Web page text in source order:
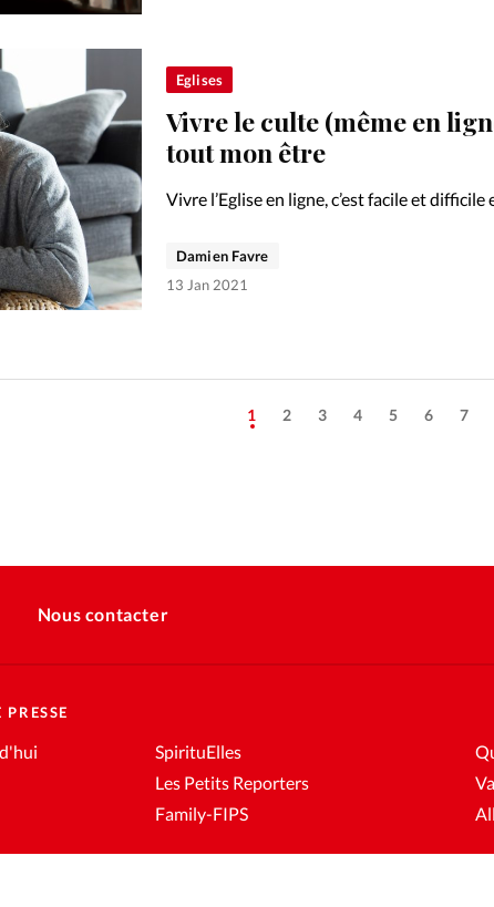
Eglises
Vivre le culte (même en
tout mon être
Vivre l’Eglise en ligne, c’est facile et difficile
l’ordinateur. Mais comment prévenir la
désengagement? Certes ce problème était
Damien Favre
13 Jan 2021
1 2 3 4 5 6 7
Nous contacter
SpirituElles
Les Petits Reporters
Family-FIPS